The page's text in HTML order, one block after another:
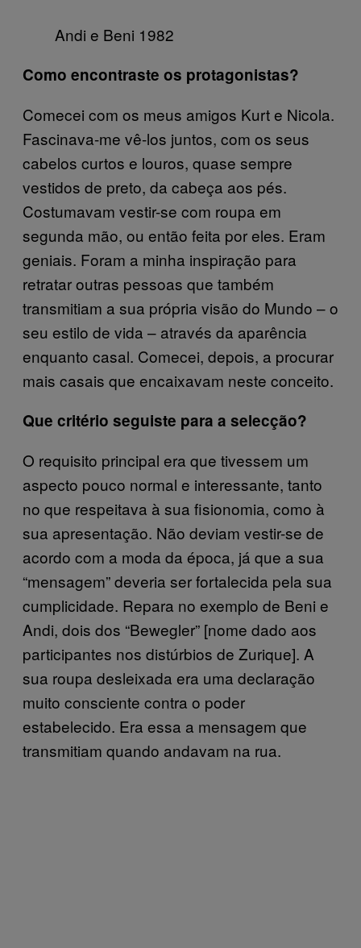
Andi e Beni 1982
Como encontraste os protagonistas?
Comecei com os meus amigos Kurt e Nicola.
Fascinava-me vê-los juntos, com os seus
cabelos curtos e louros, quase sempre
vestidos de preto, da cabeça aos pés.
Costumavam vestir-se com roupa em
segunda mão, ou então feita por eles. Eram
geniais. Foram a minha inspiração para
retratar outras pessoas que também
transmitiam a sua própria visão do Mundo – o
seu estilo de vida – através da aparência
enquanto casal. Comecei, depois, a procurar
mais casais que encaixavam neste conceito.
Que critério seguiste para a selecção?
O requisito principal era que tivessem um
aspecto pouco normal e interessante, tanto
no que respeitava à sua fisionomia, como à
sua apresentação. Não deviam vestir-se de
acordo com a moda da época, já que a sua
“mensagem” deveria ser fortalecida pela sua
cumplicidade. Repara no exemplo de Beni e
Andi, dois dos “Bewegler” [nome dado aos
participantes nos distúrbios de Zurique]. A
sua roupa desleixada era uma declaração
muito consciente contra o poder
estabelecido. Era essa a mensagem que
transmitiam quando andavam na rua.